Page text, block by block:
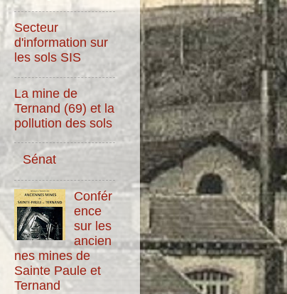
Secteur
d'information sur
les sols SIS
La mine de
Ternand (69) et la
pollution des sols
Sénat
Confér
ence
sur les
ancien
nes mines de
Sainte Paule et
Ternand